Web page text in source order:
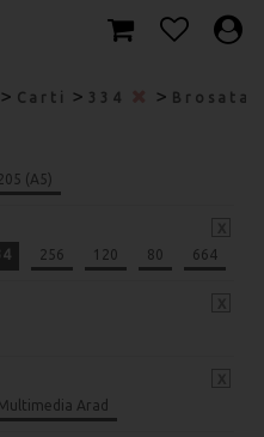
> Carti > 334 > Brosata
(A5)
256 120 80 664
Arad